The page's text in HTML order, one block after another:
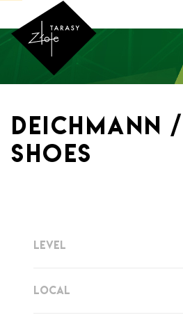
Deichmann
Shoes
LEVEL
LOCAL